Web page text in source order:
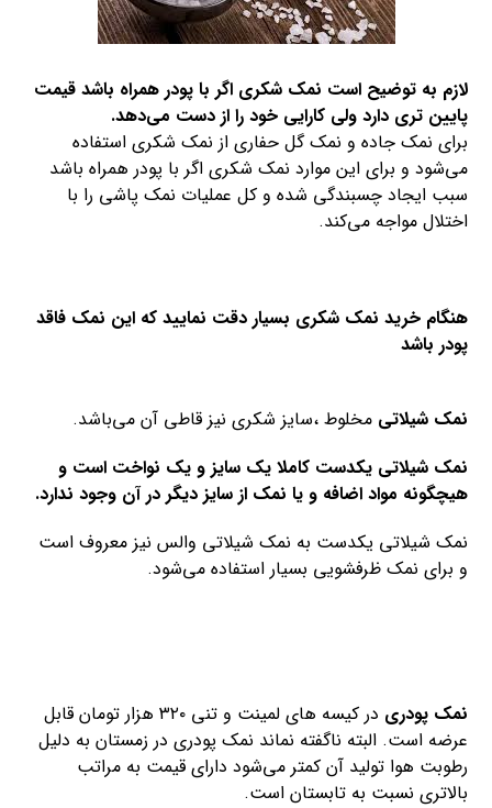
لازم به توضیح است نمک شکری اگر با پودر همراه باشد قیمت
پایین تری دارد ولی کارایی خود را از دست می‌دهد.
برای نمک جاده و نمک گل حفاری از نمک شکری استفاده
می‌شود و برای این موارد نمک شکری اگر با پودر همراه باشد
سبب ایجاد چسبندگی شده و کل عملیات نمک پاشی را با
اختلال مواجه می‌کند.
هنگامخرید نمک شکری بسیار دقت نمایید که این نمک فاقد
پودر باشد
نمک شیلاتی مخلوط ،سایز شکری نیز قاطی آن می‌باشد.
نمک شیلاتی یکدست کاملا یک سایز و یک نواخت است و
هیچگونه مواد اضافه و یا نمک از سایز دیگر در آن وجود ندارد.
نمک شیلاتی یکدست به نمک شیلاتی والس نیز معروف است
و برای نمک ظرفشویی بسیار استفاده می‌شود.
نمک پودری
در کیسه‌ های لمینت و تنی ۳۲۰ هزار تومان قابل
عرضه است. البته ناگفته نماند نمک پودری در زمستان به دلیل
رطوبت هوا تولید آن کمتر می‌شود دارای قیمت به مراتب
بالاتری نسبت به تابستان است.